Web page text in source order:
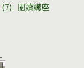
(7) 閱讀講座